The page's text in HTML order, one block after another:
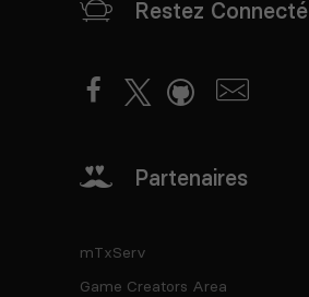
Restez Connecté
Partenaires
mTxServ
Game Creators Area